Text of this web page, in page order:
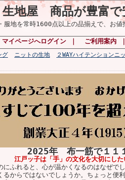
生地屋 商品が豊富
服地を常時1600点以上の品揃えで、お値
マイページへログイン ご利用案内
グ ニットの生地 ２WAYハイテンションニ
2025年 布一筋で１１
江戸ッ子は「手」の文化を大切にした
ふれると、心が温かくなるのはなぜで
るからではないでしょうか。ちょっと便